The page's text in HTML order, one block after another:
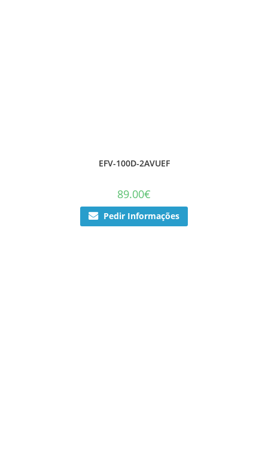
EFV-100D-2AVUEF
89.00€
Pedir Informações